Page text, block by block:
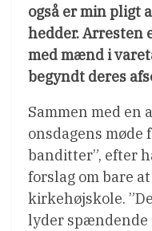
også er min pligt
hedder.
med mænd i
begyndt deres
Sammen med en
onsdagens møde
banditter”, efter
forslag om bare
kirkehøjskole.
lyder spændende